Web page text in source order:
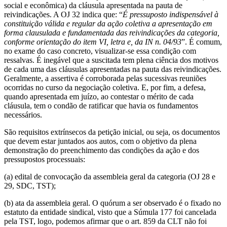
social e econômica) da cláusula apresentada na pauta de
reivindicações. A OJ 32 indica que: “É pressuposto indispensável à
constituição válida e regular da ação coletiva a apresentação em
forma clausulada e fundamentada das reivindicações da categoria,
conforme orientação do item VI, letra e, da IN n. 04/93”. É comum,
no exame do caso concreto, visualizar-se essa condição com
ressalvas. É inegável que a suscitada tem plena ciência dos motivos
de cada uma das cláusulas apresentadas na pauta das reivindicações.
Geralmente, a assertiva é corroborada pelas sucessivas reuniões
ocorridas no curso da negociação coletiva. E, por fim, a defesa,
quando apresentada em juízo, ao contestar o mérito de cada
cláusula, tem o condão de ratificar que havia os fundamentos
necessários.
São requisitos extrínsecos da petição inicial, ou seja, os documentos
que devem estar juntados aos autos, com o objetivo da plena
demonstração do preenchimento das condições da ação e dos
pressupostos processuais:
(a) edital de convocação da assembleia geral da categoria (OJ 28 e
29, SDC, TST);
(b) ata da assembleia geral. O quórum a ser observado é o fixado no
estatuto da entidade sindical, visto que a Súmula 177 foi cancelada
pela TST, logo, podemos afirmar que o art. 859 da CLT não foi